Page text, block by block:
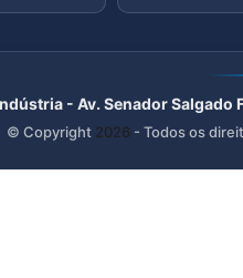
- Av. Senador
© Copyright 2026 - Todos os